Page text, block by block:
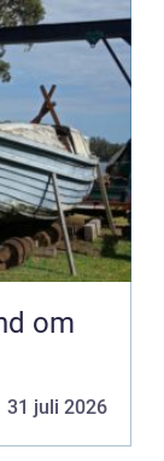
31 juli 2026